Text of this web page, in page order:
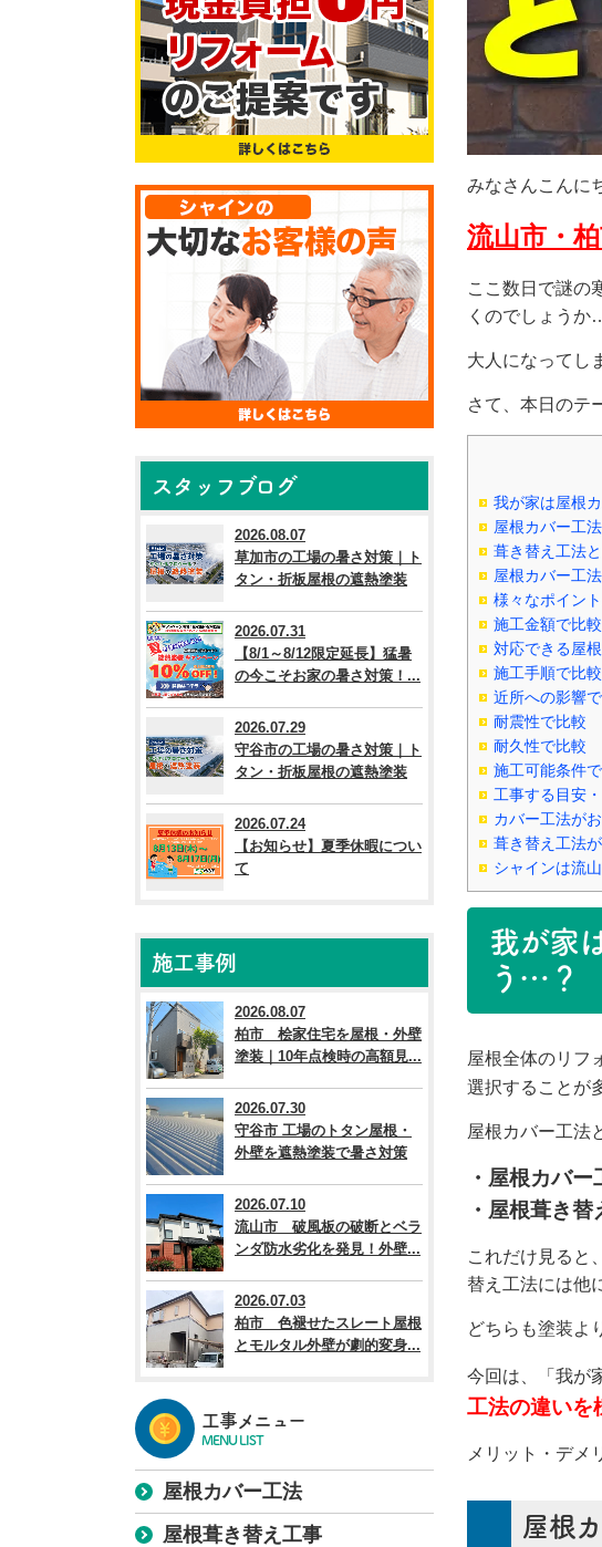
みなさんこんに
流山市・
ここ数日で謎の
くのでしょうか
大人になってし
さて、本日のテ
我が家は屋根
屋根カバー工
葺き替え工法
屋根カバー工
様々なポイン
施工金額で比較
対応できる屋
施工手順で比較
近所への影響
耐震性で比較
耐久性で比較
施工可能条件
工事する目安
カバー工法が
葺き替え工法
シャインは流
我が家
う…？
屋根全体のリフ
選択することが
屋根カバー工法
・屋根カバー
・屋根葺き
これだけ見ると
替え工法には他
どちらも塗装よ
今回は、「我が
工法の違いを
メリット・デメ
屋根
スタッフブログ
2026.08.07
草加市の工場の暑さ対策｜ト
タン・折板屋根の遮熱塗装
2026.07.31
【8/1～8/12限定延長】猛暑
の今こそお家の暑さ対策！...
2026.07.29
守谷市の工場の暑さ対策｜ト
タン・折板屋根の遮熱塗装
2026.07.24
【お知らせ】夏季休暇につい
て
施工事例
2026.08.07
柏市 桧家住宅を屋根・外壁
塗装｜10年点検時の高額見...
2026.07.30
守谷市 工場のトタン屋根・
外壁を遮熱塗装で暑さ対策
2026.07.10
流山市 破風板の破断とベラ
ンダ防水劣化を発見！外壁...
2026.07.03
柏市 色褪せたスレート屋根
とモルタル外壁が劇的変身...
工事メニュー
MENU LIST
屋根カバー工法
屋根葺き替え工事